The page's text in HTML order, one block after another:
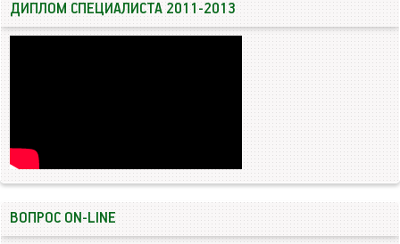
ДИПЛОМ СПЕЦИАЛИСТА 2011-2013
ВОПРОС ON-LINE